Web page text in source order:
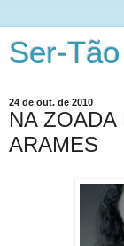
Ser-
24 de out. de 2010
NA
ARAMES